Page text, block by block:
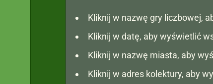
Kliknij w nazwę gry liczbowej,
Kliknij w datę, aby wyświetlić
Kliknij w nazwę miasta, aby
Kliknij w adres kolektury, aby